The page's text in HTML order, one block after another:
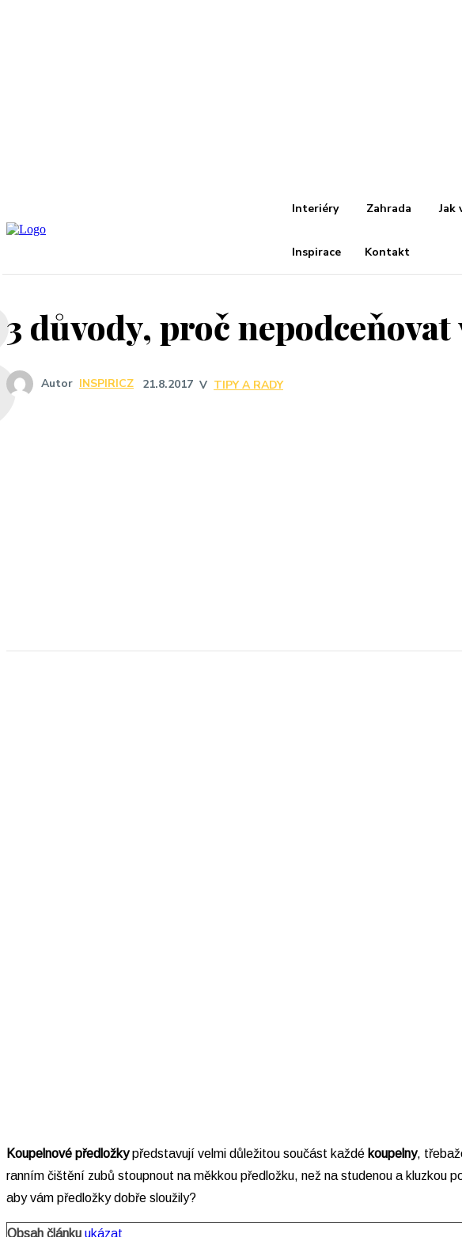
Interiéry Zahrada Jak
Inspirace Kontakt
3 důvody, proč
Autor INSPIRICZ 21.8.2017 V TIPY A RADY
Koupelnové předložkypředstavují velmi důležitou součást každé koupelny,
ranním čištění zubů stoupnout na měkkou předložku, než na studenou a kluzkou
aby vám předložky dobře sloužily?
Obsah článku ukázat